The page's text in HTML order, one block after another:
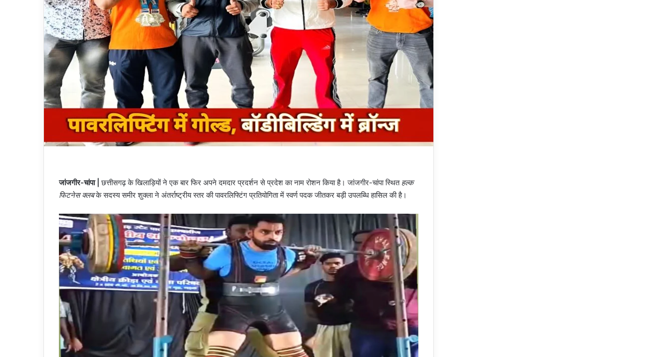
जांजगीर-चांपा | छत्तीसगढ़ के खिलाड़ियों ने एक बार फिर अपने दमदार प्रदर्शन से प्रदेश का नाम रोशन किया है। जांजगीर-चांपा स्थित हल्क
फिटनेस क्लबके सदस्य समीर शुक्ला ने अंतर्राष्ट्रीय स्तर की पावरलिफ्टिंग प्रतियोगिता में स्वर्ण पदक जीतकर बड़ी उपलब्धि हासिल की है।